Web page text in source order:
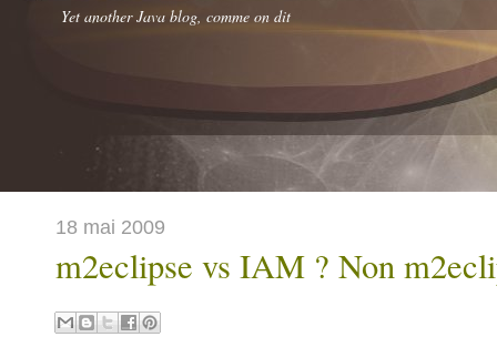
Yet another Java blog, comme on dit
18 mai 2009
m2eclipse vs IAM ? Non